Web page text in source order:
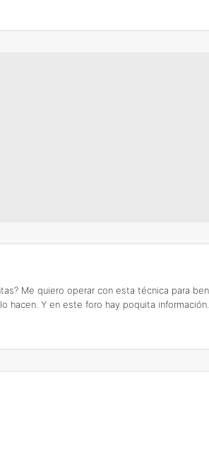
Me quiero operar con esta técnica para
hacen. Y en este foro hay poquita